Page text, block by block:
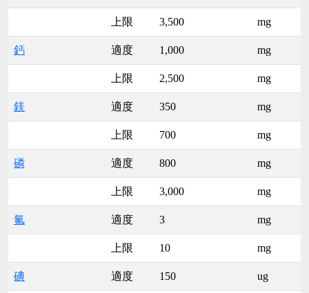
上限 3,500 mg
鈣 適度 1,000 mg
上限 2,500 mg
鎂 適度 350 mg
上限 700 mg
磷 適度 800 mg
上限 3,000 mg
氟 適度 3 mg
上限 10 mg
碘 適度 150 ug